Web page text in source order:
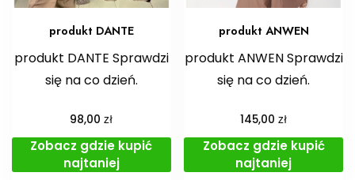
produkt DANTE
produkt DANTE Sprawdzi
się na co dzień.
98,00zł
Zobacz gdzie kupić
najtaniej
produkt ANWEN
produkt ANWEN Sprawdzi
się na co dzień.
145,00zł
Zobacz gdzie kupić
najtaniej